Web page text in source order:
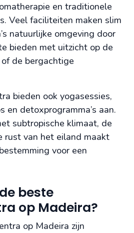
en traditionele
Veel faciliteiten maken slim
natuurlijke omgeving door
bieden met uitzicht op de
de bergachtige
bieden ook yogasessies,
en detoxprogramma’s aan.
subtropische klimaat, de
rust van het eiland maakt
voor een
beste
op Madeira?
op Madeira zijn